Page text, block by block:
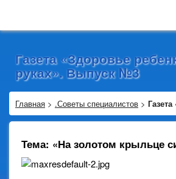
Газета «Здоровье
руках». Выпуск №3
Главная > .Советы специалистов >
Тема: «На золотом крыльце